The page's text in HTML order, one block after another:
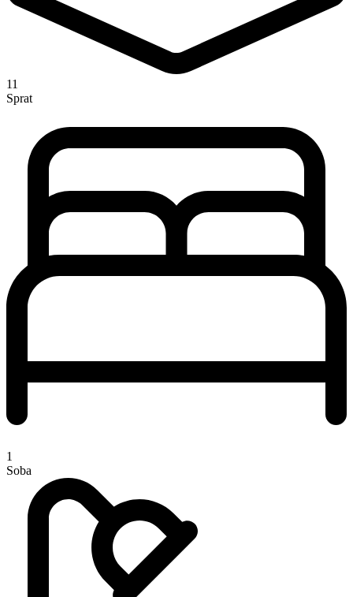
11
Sprat
1
Soba